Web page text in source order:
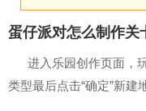
蛋仔派对怎么制作关
进入乐园创作页面，
类型最后点击“确定”新建